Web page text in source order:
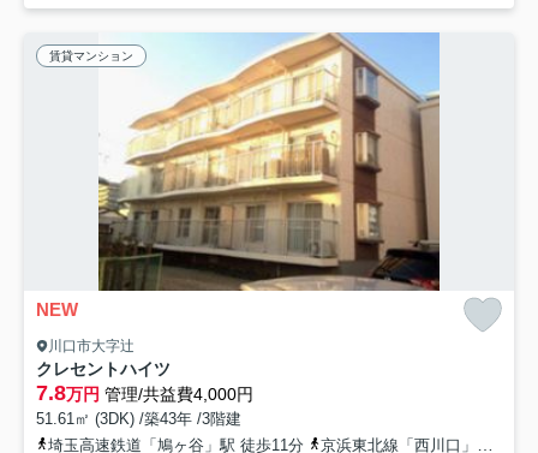
賃貸マンション
NEW
川口市大字辻
クレセントハイツ
7.8万円 管理/共益費4,000円
51.61㎡ (3DK) /築43年 /3階建
埼玉高速鉄道「鳩ヶ谷」駅 徒歩11分
京浜東北線「西川口」駅 バス9分 「南７丁目」 停歩6分